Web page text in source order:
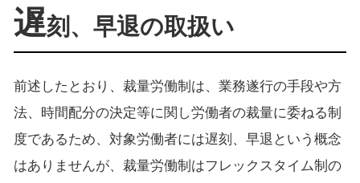
遅刻、早退の取扱い
前述したとおり、裁量労働制は、業務遂行の手段や方
法、時間配分の決定等に関し労働者の裁量に委ねる制
度であるため、対象労働者には遅刻、早退という概念
はありませんが、裁量労働制はフレックスタイム制の